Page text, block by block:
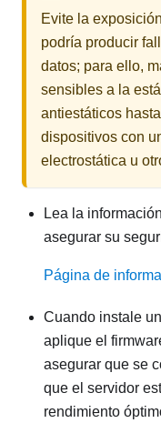
Evite la
podría producir
datos; para ello,
sensibles a la
antiestáticos
dispositivos con
electrostática u
Lea la
asegurar su
Página de
Cuando instale
aplique el
asegurar que se
que el servidor
rendimiento